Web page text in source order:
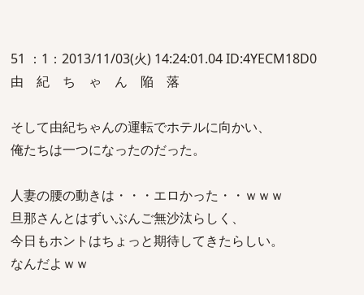
51 ：1：2013/11/03(火) 14:24:01.04 ID:4YECM18D0
由 紀 ち ゃ ん 陥 落
そして由紀ちゃんの運転でホテルに向かい、
俺たちは一つになったのだった。
人妻の腰の動きは・・・エロかった・・ｗｗｗ
旦那さんとはずいぶんご無沙汰らしく、
今日もホントはちょっと期待してきたらしい。
なんだよｗｗ